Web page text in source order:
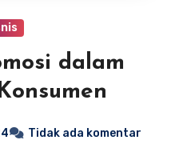
dalam
Tidak ada komentar